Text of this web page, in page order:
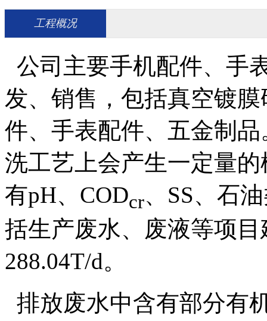
工程概况
公司主要手机配件、手
发、销售，包括真空镀
件、手表配件、五金制
洗工艺上会产生一定量
有pH、CODcr、SS、石
括生产废水、废液等项
288.04T/d。
排放废水中含有部分有